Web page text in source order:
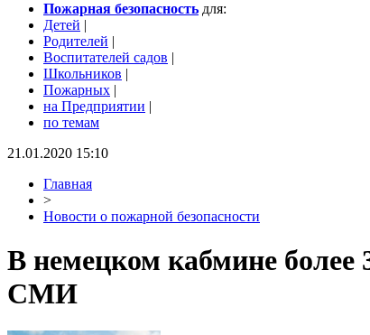
Пожарная безопасность для:
Детей |
Родителей |
Воспитателей садов |
Школьников |
Пожарных |
на Предприятии |
по темам
21.01.2020 15:10
Главная
>
Новости о пожарной безопасности
В немецком кабмине более
СМИ